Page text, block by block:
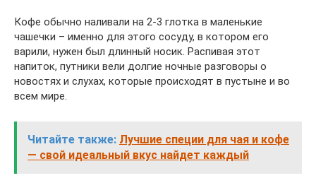
Кофе обычно наливали на 2-3 глотка в маленькие
чашечки – именно для этого сосуду, в котором его
варили, нужен был длинный носик. Распивая этот
напиток, путники вели долгие ночные разговоры о
новостях и слухах, которые происходят в пустыне и во
всем мире.
Читайте также: Лучшие специи для чая и кофе
— свой идеальный вкус найдет каждый